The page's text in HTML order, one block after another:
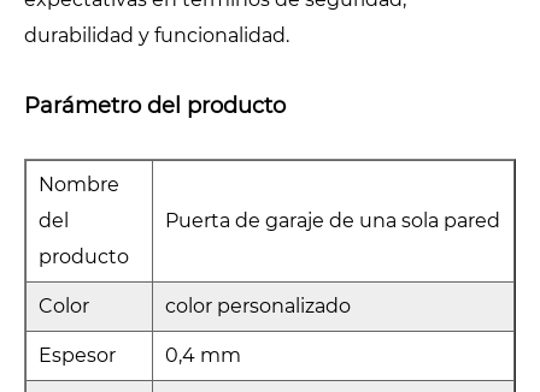
durabilidad y funcionalidad.
Parámetro del producto
Nombre
del
producto
Puerta de garaje de una sola pared
Color color personalizado
Espesor 0,4 mm